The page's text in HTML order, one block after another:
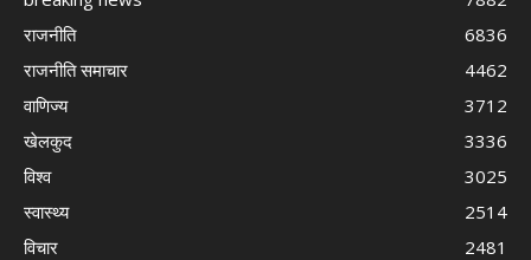
राजनीति
6836
राजनीति समाचार
4462
वाणिज्य
3712
खेलकुद
3336
विश्व
3025
स्वास्थ्य
2514
विचार
2481